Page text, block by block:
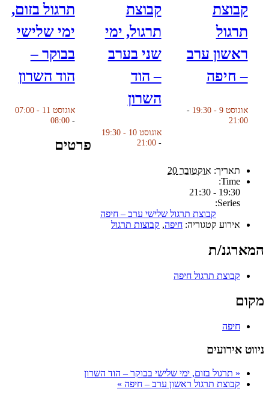
קבוצת
תרגול
ראשון ערב
– חיפה
אוגוסט 9 - 19:30
-
21:00
קבוצת
תרגול, ימי
שני בערב
– הוד
השרון
אוגוסט 10 - 19:30
-
21:00
תרגול בזום,
ימי שלישי
בבוקר –
הוד השרון
אוגוסט 11 - 07:00
-
08:00
פרטים
תאריך: אוקטובר 20
Time:
19:30 - 21:30
Series:
קבוצת תרגול שלישי ערב – חיפה
אירוע קטגוריה: חיפה, קבוצות תרגול
המארגנ/ת
קבוצת תרגול חיפה
מקום
חיפה
ניווט אירועים
« תרגול בזום, ימי שלישי בבוקר – הוד השרון
קבוצת תרגול ראשון ערב – חיפה »